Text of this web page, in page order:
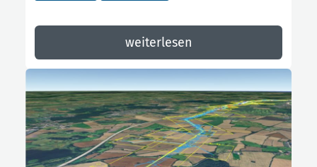
weiterlesen